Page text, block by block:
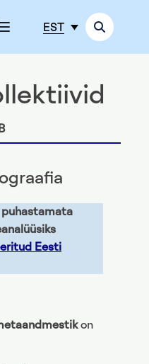
EST
puhastamata
Eesti
on